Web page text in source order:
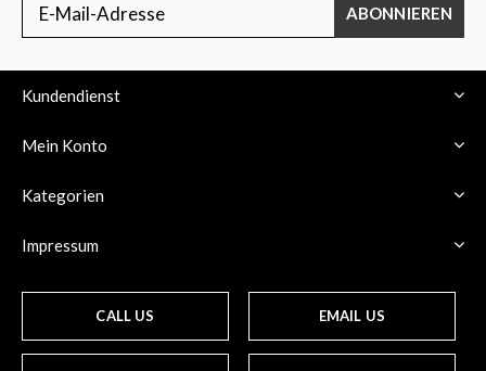
ABONNIEREN
Kundendienst
Mein Konto
Kategorien
Impressum
CALL US EMAIL US